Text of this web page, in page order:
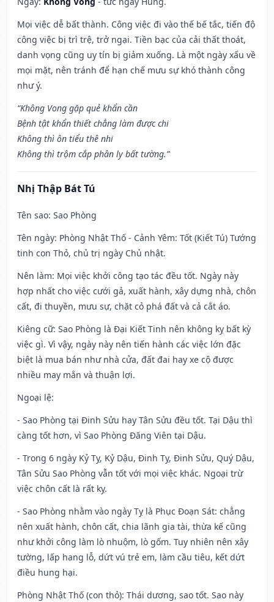
Mọi việc dễ bất thành. Công việc đi vào thế bế tắc, tiến độ
công việc bị trì trệ, trở ngại. Tiền bạc của cải thất thoát,
danh vọng cũng uy tín bị giảm xuống. Là một ngày xấu về
mọi mặt, nên tránh để hạn chế mưu sự khó thành công
như ý.
“Không Vong gặp quẻ khẩn cần
Bệnh tật khẩn thiết chẳng làm được chi
Không thì ôn tiểu thê nhi
Không thì trộm cắp phân ly bất tường.”
Nhị Thập Bát Tú
Tên sao: Sao Phòng
Tên ngày: Phòng Nhật Thố - Cảnh Yêm: Tốt (Kiết Tú) Tướng
tinh con Thỏ, chủ trị ngày Chủ nhật.
Nên làm: Mọi việc khởi công tạo tác đều tốt. Ngày này
hợp nhất cho việc cưới gả, xuất hành, xây dựng nhà, chôn
cất, đi thuyền, mưu sự, chặt cỏ phá đất và cả cắt áo.
Kiêng cữ: Sao Phòng là Đại Kiết Tinh nên không kỵ bất kỳ
việc gì. Vì vậy, ngày này nên tiến hành các việc lớn đặc
biệt là mua bán như nhà cửa, đất đai hay xe cộ được
nhiều may mắn và thuận lợi.
Ngoại lệ:
- Sao Phòng tại Đinh Sửu hay Tân Sửu đều tốt. Tại Dậu thì
càng tốt hơn, vì Sao Phòng Đăng Viên tại Dậu.
- Trong 6 ngày Kỷ Tỵ, Kỷ Dậu, Đinh Tỵ, Đinh Sửu, Quý Dậu,
Tân Sửu Sao Phòng vẫn tốt với mọi việc khác. Ngoại trừ
việc chôn cất là rất kỵ.
- Sao Phòng nhằm vào ngày Tỵ là Phục Đoạn Sát: chẳng
nên xuất hành, chôn cất, chia lãnh gia tài, thừa kế cũng
như khởi công làm lò nhuộm, lò gốm. Tuy nhiên nên xây
tường, lấp hang lỗ, dứt vú trẻ em, làm cầu tiêu, kết dứt
điều hung hại.
Phòng Nhật Thố (con thỏ): Thái dương, sao tốt. Sao này